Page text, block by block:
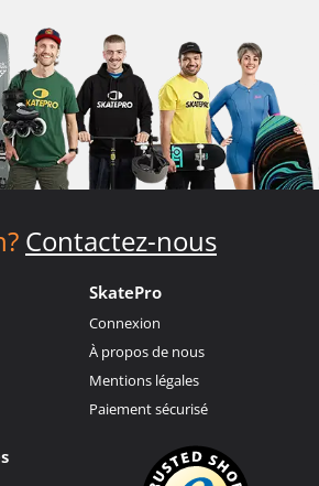
Contactez-nous
SkatePro
Connexion
À propos de nous
Mentions légales
Paiement sécurisé